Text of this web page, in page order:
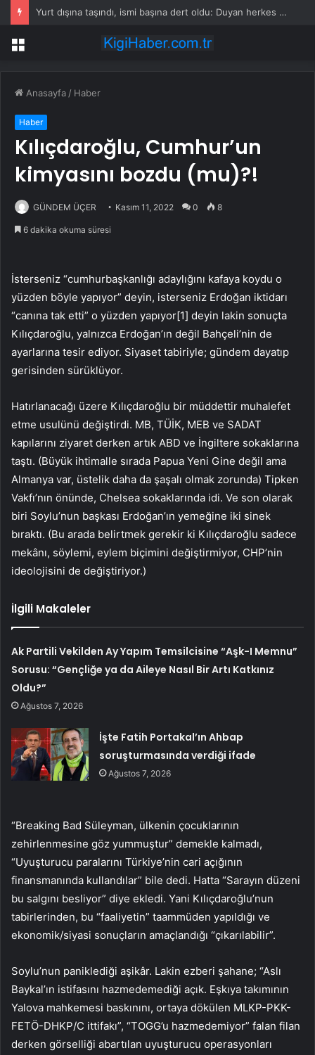
Yurt dışına taşındı, ismi başına dert oldu: Duyan herkes dalga geçiyor
Menü
Anasayfa / Haber
Haber
Kılıçdaroğlu, Cumhur’un
kimyasını bozdu (mu)?!
GÜNDEM ÜÇER Kasım 11, 2022 0 8
6 dakika okuma süresi
İsterseniz “cumhurbaşkanlığı adaylığını kafaya koydu o
yüzden böyle yapıyor” deyin, isterseniz Erdoğan iktidarı
“canına tak etti” o yüzden yapıyor[1] deyin lakin sonuçta
Kılıçdaroğlu, yalnızca Erdoğan’ın değil Bahçeli’nin de
ayarlarına tesir ediyor. Siyaset tabiriyle; gündem dayatıp
gerisinden sürüklüyor.
Hatırlanacağı üzere Kılıçdaroğlu bir müddettir muhalefet
etme usulünü değiştirdi. MB, TÜİK, MEB ve SADAT
kapılarını ziyaret derken artık ABD ve İngiltere sokaklarına
taştı. (Büyük ihtimalle sırada Papua Yeni Gine değil ama
Almanya var, üstelik daha da şaşalı olmak zorunda) Tipken
Vakfı’nın önünde, Chelsea sokaklarında idi. Ve son olarak
biri Soylu’nun başkası Erdoğan’ın yemeğine iki sinek
bıraktı. (Bu arada belirtmek gerekir ki Kılıçdaroğlu sadece
mekânı, söylemi, eylem biçimini değiştirmiyor, CHP’nin
ideolojisini de değiştiriyor.)
İlgili Makaleler
Ak Partili Vekilden Ay Yapım Temsilcisine “Aşk-I Memnu”
Sorusu: “Gençliğe ya da Aileye Nasıl Bir Artı Katkınız
Oldu?”
Ağustos 7, 2026
İşte Fatih Portakal’ın Ahbap
soruşturmasında verdiği ifade
Ağustos 7, 2026
“Breaking Bad Süleyman, ülkenin çocuklarının
zehirlenmesine göz yummuştur” demekle kalmadı,
“Uyuşturucu paralarını Türkiye’nin cari açığının
finansmanında kullandılar” bile dedi. Hatta “Sarayın düzeni
bu salgını besliyor” diye ekledi. Yani Kılıçdaroğlu’nun
tabirlerinden, bu “faaliyetin” taammüden yapıldığı ve
ekonomik/siyasi sonuçların amaçlandığı “çıkarılabilir”.
Soylu’nun paniklediği aşikâr. Lakin ezberi şahane; “Aslı
Baykal’ın istifasını hazmedemediği açık. Eşkıya takımının
Yalova mahkemesi baskınını, ortaya dökülen MLKP-PKK-
FETÖ-DHKP/C ittifakı”, “TOGG’u hazmedemiyor” falan filan
derken görselliği abartılan uyuşturucu operasyonları